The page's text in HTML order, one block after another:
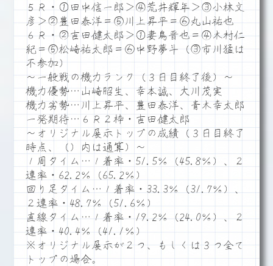
５Ｒ・①田中信一郎＞④荒井輝年＞③小林文
彦＞②豊田泰洋＝⑤川上昇平＝⑥丸山祐也
６Ｒ・②吉田健太郎＞①妻鳥晋也＝④木村仁
紀＝⑤松崎祐太郎＝⑥中野夢斗（③市川猛は
不参加）
～一般戦の機力ランク（３日目終了後）～
機力優勢…山崎昭生、幸本誠、大川茂実
機力劣勢…川上昇平、豊田泰洋、青木幸太郎
一発期待…６Ｒ２枠・吉田健太郎
～オリジナル展示トップの成績（３日目終了
時点、（）内は通算）～
１周タイム…１着率・51.5％（45.8％）、２
連率・62.2％（65.2％）
回り足タイム…１着率・33.3％（31.7％）、
２連率・48.7％（51.6％）
直線タイム…１着率・19.2％（24.0％）、２
連率・40.4％（41.1％）
※オリジナル展示が２つ、もしくは３つ全て
トップの場合。